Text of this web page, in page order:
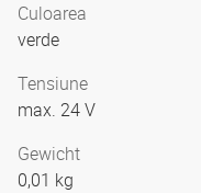
Culoarea
verde
Tensiune
max. 24 V
Gewicht
0,01 kg